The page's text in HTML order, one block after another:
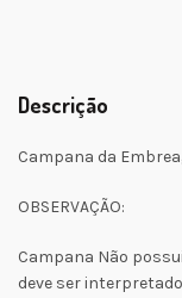
Descrição
Campana da
OBSERVAÇÃO:
Campana Não
deve ser